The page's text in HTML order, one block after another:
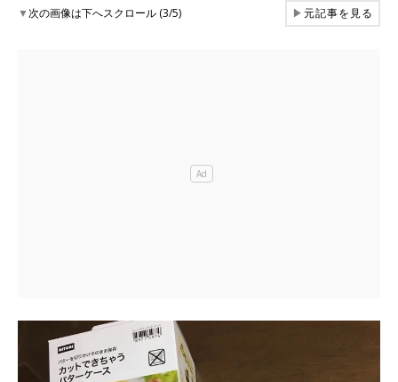
▼次の画像は下へスクロール (3/5) ▶元記事を見る